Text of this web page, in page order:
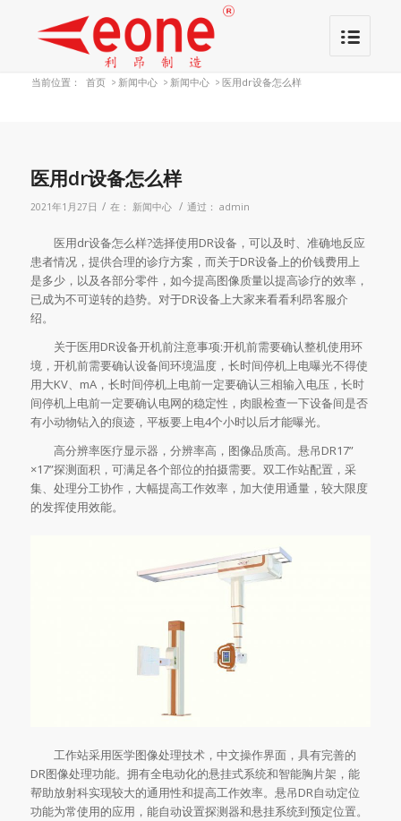
当前位置： 首页 > 新闻中心 > 新闻中心 > 医用dr设备怎么样
医用dr设备怎么样
2021年1月27日 / 在： 新闻中心 / 通过： admin
医用dr设备怎么样?选择使用DR设备，可以及时、准确地反应
患者情况，提供合理的诊疗方案，而关于DR设备上的价钱费用上
是多少，以及各部分零件，如今提高图像质量以提高诊疗的效率，
已成为不可逆转的趋势。对于DR设备上大家来看看利昂客服介
绍。
关于医用DR设备开机前注意事项:开机前需要确认整机使用环
境，开机前需要确认设备间环境温度，长时间停机上电曝光不得使
用大KV、mA，长时间停机上电前一定要确认三相输入电压，长时
间停机上电前一定要确认电网的稳定性，肉眼检查一下设备间是否
有小动物钻入的痕迹，平板要上电4个小时以后才能曝光。
高分辨率医疗显示器，分辨率高，图像品质高。悬吊DR17”
×17”探测面积，可满足各个部位的拍摄需要。双工作站配置，采
集、处理分工协作，大幅提高工作效率，加大使用通量，较大限度
的发挥使用效能。
工作站采用医学图像处理技术，中文操作界面，具有完善的
DR图像处理功能。拥有全电动化的悬挂式系统和智能胸片架，能
帮助放射科实现较大的通用性和提高工作效率。悬吊DR自动定位
功能为常使用的应用，能自动设置探测器和悬挂系统到预定位置。